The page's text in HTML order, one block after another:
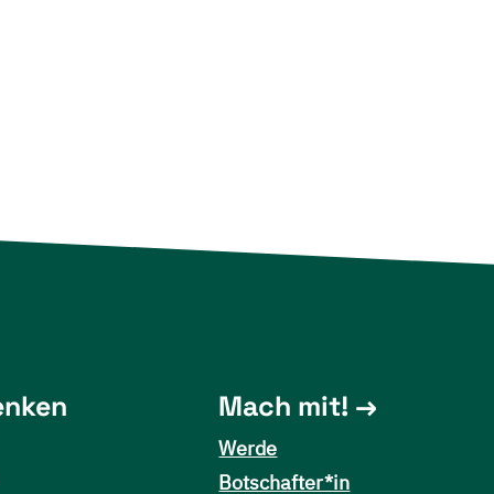
Mach mit!
Werde
Botschafter*in